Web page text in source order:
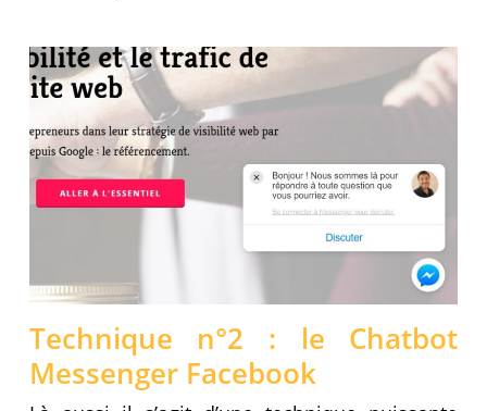
Technique n°2 : le Chatbot
Messenger Facebook